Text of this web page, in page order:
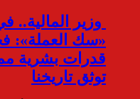
وزير المالية..
«سك العملة»:
قدرات بشرية
توثق تاريخنا